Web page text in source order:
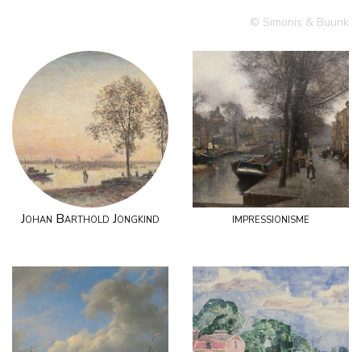
© Simonis & Buunk
Johan Barthold Jongkind impressionisme